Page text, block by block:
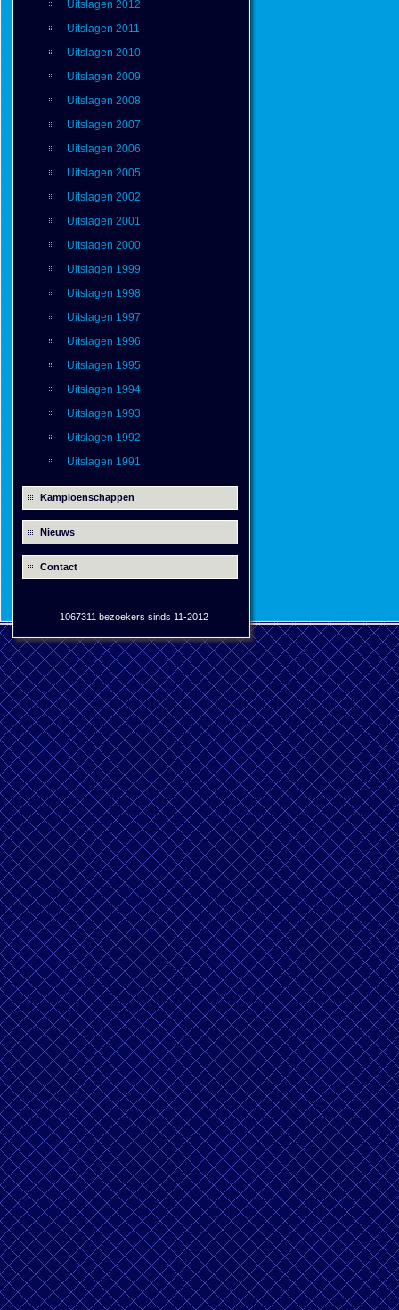
Uitslagen 2012
Uitslagen 2011
Uitslagen 2010
Uitslagen 2009
Uitslagen 2008
Uitslagen 2007
Uitslagen 2006
Uitslagen 2005
Uitslagen 2002
Uitslagen 2001
Uitslagen 2000
Uitslagen 1999
Uitslagen 1998
Uitslagen 1997
Uitslagen 1996
Uitslagen 1995
Uitslagen 1994
Uitslagen 1993
Uitslagen 1992
Uitslagen 1991
Kampioenschappen
Nieuws
Contact
1067311 bezoekers sinds 11-2012